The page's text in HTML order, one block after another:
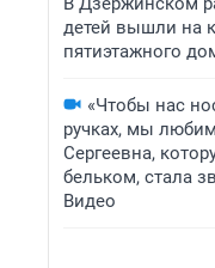
детей вышли на
пятиэтажного
«Чтобы нас
ручках, мы
Сергеевна,
бельком, стала
Видео